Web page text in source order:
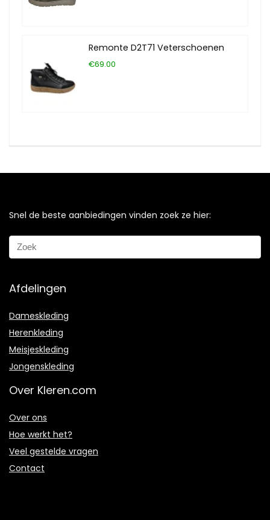
Remonte D2T71 Veterschoenen
€69.00
Snel de beste aanbiedingen vinden zoek ze hier:
Afdelingen
Dameskleding
Herenkleding
Meisjeskleding
Jongenskleding
Over Kleren.com
Over ons
Hoe werkt het?
Veel gestelde vragen
Contact